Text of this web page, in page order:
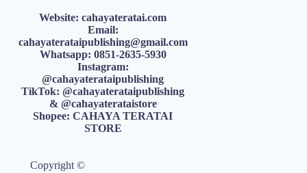
Website: cahayateratai.com
Email:
cahayaterataipublishing@gmail.com
Whatsapp: 0851-2635-5930
Instagram:
@cahayaterataipublishing
TikTok: @cahayaterataipublishing
& @cahayaterataistore
Shopee: CAHAYA TERATAI
STORE
Copyright ©